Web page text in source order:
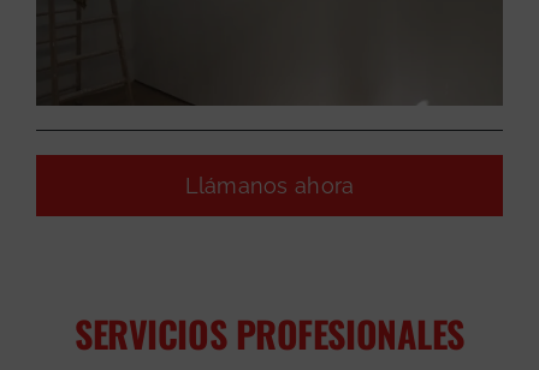
Llámanos ahora
SERVICIOS PROFESIONALES